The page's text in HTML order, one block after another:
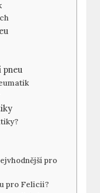
pneu
pro
pro Felicii?